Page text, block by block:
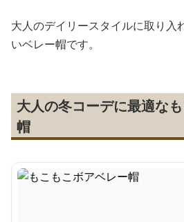
大人のデイリースタイルに取り入
いベレー帽です。
大人の冬コーデに最適な
帽